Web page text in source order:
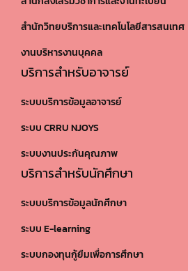
สำนักวิทยบริการและเทคโนโลยีสารสนเทศ
งานบริหารงานบุคคล
บริการสำหรับอาจารย์
ระบบบริการข้อมูลอาจารย์
ระบบ CRRU NJOYS
ระบบงานประกันคุณภาพ
บริการสำหรับนักศึกษา
ระบบบริการข้อมูลนักศึกษา
ระบบ E-learning
ระบบกองทุนกู้ยืมเพื่อการศึกษา